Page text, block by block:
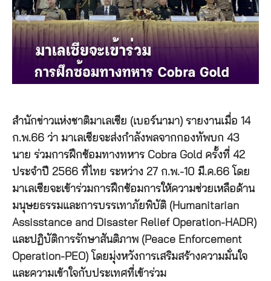
สำนักข่าวแห่งชาติมาเลเซีย (เบอร์นามา) รายงานเมื่อ 14
ก.พ.66 ว่า มาเลเซียจะส่งกำลังพลจากกองทัพบก 43
นาย ร่วมการฝึกซ้อมทางทหาร Cobra Gold ครั้งที่ 42
ประจำปี 2566 ที่ไทย ระหว่าง 27 ก.พ.-10 มี.ค.66 โดย
มาเลเซียจะเข้าร่วมการฝึกซ้อมการให้ความช่วยเหลือด้าน
มนุษยธรรมและการบรรเทาภัยพิบัติ (Humanitarian
Assisstance and Disaster Relief Operation-HADR)
และปฏิบัติการรักษาสันติภาพ (Peace Enforcement
Operation-PEO) โดยมุ่งหวังการเสริมสร้างความมั่นใจ
และความเข้าใจกับประเทศที่เข้าร่วม